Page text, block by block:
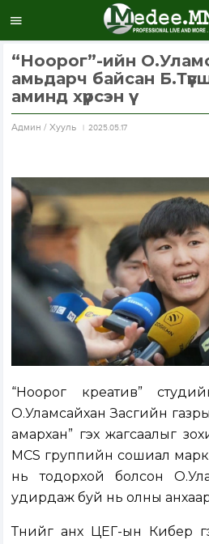
“Ноорог”-ийн
амьдарч байсан
аминд хүрсэн үү
Aдмин / Хууль 2025.05.17
​“Ноорог креатив”
О.Уламсайхан Засгийн
амархан” гэх жагсаалыг
МСS группийн сошиал
нь тодорхой болсон
удирдаж буй нь олны
Түүнийг анх ЦЕГ-ын Кибер